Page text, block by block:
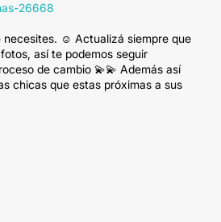
26668
necesites. ☺️ Actualizá siempre que
así te podemos seguir
de cambio 💫💫 Además así
chicas que estas próximas a sus